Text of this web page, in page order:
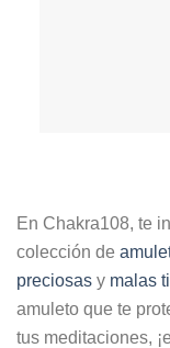
En Chakra108, te
colección de
preciosas y malas
amuleto que te
tus meditaciones,